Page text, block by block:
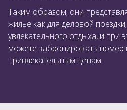
Таким образом, они
жилье как для деловой
увлекательного отдыха, и при
можете забронировать номер
привлекательным ценам.